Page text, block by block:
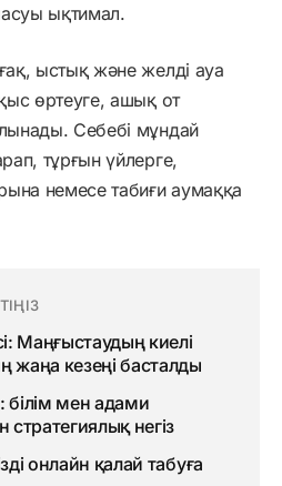
ықтимал.
ыстық және желді ауа
өртеуге, ашық от
Себебі мұндай
тұрғын үйлерге,
немесе табиғи аумаққа
Маңғыстаудың киелі
жаңа кезеңі басталды
білім мен адами
стратегиялық негіз
онлайн қалай табуға